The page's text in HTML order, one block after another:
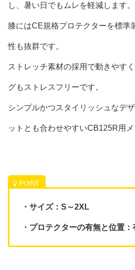
し、暑い日でもムレを軽減します。
膝にはCE規格プロテクターを標準
性も抜群です。
ストレッチ素材の採用で動きやす
グもストレスフリーです。
シンプルかつスタイリッシュなデ
ットとも合わせやすいCB125R用メ
・サイズ：S～2XL
・プロテクターの有無と位置：